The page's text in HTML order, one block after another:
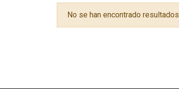
No se han encontrado resultados